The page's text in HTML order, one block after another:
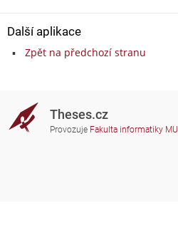
Další aplikace
Zpět na předchozí stranu
Theses.cz
Provozuje Fakulta informatiky MU